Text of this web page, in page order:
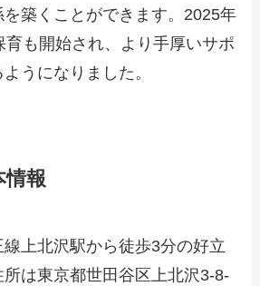
築くことができます。2025年
育も開始され、より手厚いサポ
うになりました。
情報
上北沢駅から徒歩3分の好立
は東京都世田谷区上北沢3-8-